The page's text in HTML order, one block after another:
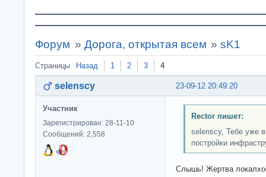
Форум » Дорога, открытая всем »sK1
Страницы Назад 1 2 3 4
23-09-12 20:49:20
selenscy
Участник
Зарегистрирован: 28-11-10
Сообщений: 2,558
Rector пишет:
selenscy, Тебе уже
постройки
Слышь! Жертва